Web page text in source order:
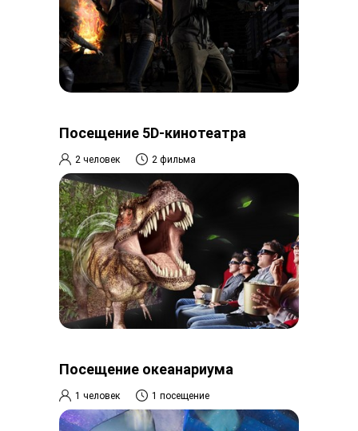
Посещение 5D-кинотеатра
2 человек 2 фильма
Посещение океанариума
1 человек 1 посещение